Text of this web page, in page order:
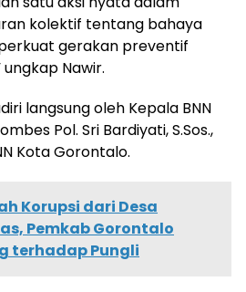
kolektif tentang bahaya
gerakan preventif
Nawir.
langsung oleh Kepala BNN
Pol. Sri Bardiyati, S.Sos.,
Kota Gorontalo.
Korupsi dari Desa
Pemkab Gorontalo
terhadap Pungli